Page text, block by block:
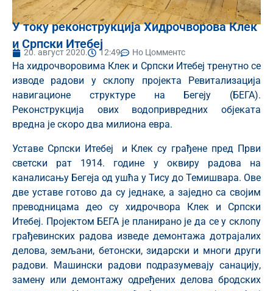
У току реконструкција Хидрочворова Клек
и Српски Итебеј
20. август 2020. 12:49 Но Цомментс
На хидрочворовима Клек и Српски Итебеј тренутно се
изводе радови у склопу пројекта Ревитализација
навигационе структуре на Бегеју (БЕГА).
Реконструкција ових водопривредних објеката
вредна је скоро два милиона евра.
Уставе Српски Итебеј и Клек су грађене пред Први
светски рат 1914. године у оквиру радова на
каналисању Бегеја од ушћа у Тису до Темишвара. Ове
две уставе готово да су једнаке, а заједно са својим
преводницама део су хидрочвора Клек и Српски
Итебеј. Пројектом БЕГА је планирано је да се у склопу
грађевинских радова изведе демонтажа дотрајалих
делова, земљани, бетонски, зидарски и многи други
радови. Машински радови подразумевају санацију,
замену или демонтажу одређених делова бродских